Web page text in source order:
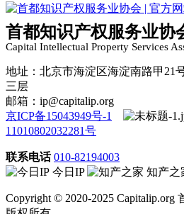
首都知识产权服务业协
Capital Intellectual Property Services
地址：北京市海淀区海淀南路甲21
三层
邮箱：ip@capitalip.org
京ICP备15043949号-1
11010802032281号
联系电话 010-82194003
今日IP
知产之
Copyright © 2020-2025